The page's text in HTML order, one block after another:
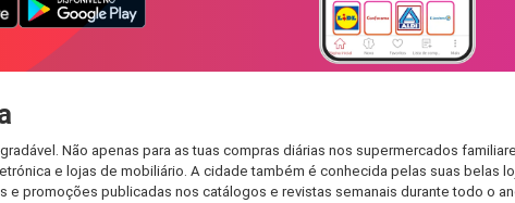
Não apenas para as tuas compras diárias nos supermercados
e lojas de mobiliário. A cidade também é conhecida pelas suas belas
promoções publicadas nos catálogos e revistas semanais durante todo o